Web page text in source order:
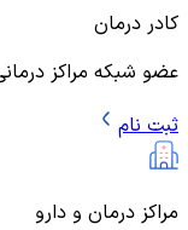
کادر درمان
عضو شبکه مراکز
ثبت نام
مراکز درمان و دارو